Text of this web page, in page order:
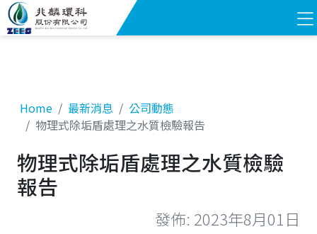
Home 最新消息
公司動態
物理式除垢盾處理之水質檢驗報告
物理式除垢盾處理之水質檢驗
報告
發佈: 2023年8月01日